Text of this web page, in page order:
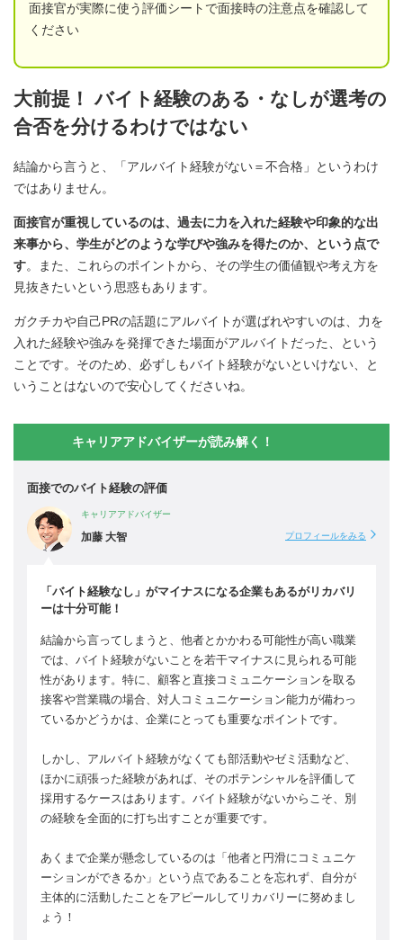
面接官が実際に使う評価シートで面接時の注意点を確認して
ください
大前提！ バイト経験のある・なしが選考の
合否を分けるわけではない
結論から言うと、「アルバイト経験がない＝不合格」というわけ
ではありません。
面接官が重視しているのは、過去に力を入れた経験や印象的な出
来事から、学生がどのような学びや強みを得たのか、という点で
す。また、これらのポイントから、その学生の価値観や考え方を
見抜きたいという思惑もあります。
ガクチカや自己PRの話題にアルバイトが選ばれやすいのは、力を
入れた経験や強みを発揮できた場面がアルバイトだった、という
ことです。そのため、必ずしもバイト経験がないといけない、と
いうことはないので安心してくださいね。
キャリアアドバイザーが読み解く！
面接でのバイト経験の評価
キャリアアドバイザー
加藤 大智 プロフィールをみる
「バイト経験なし」がマイナスになる企業もあるがリカバリ
ーは十分可能！
結論から言ってしまうと、他者とかかわる可能性が高い職業
では、バイト経験がないことを若干マイナスに見られる可能
性があります。特に、顧客と直接コミュニケーションを取る
接客や営業職の場合、対人コミュニケーション能力が備わっ
ているかどうかは、企業にとっても重要なポイントです。
しかし、アルバイト経験がなくても部活動やゼミ活動など、
ほかに頑張った経験があれば、そのポテンシャルを評価して
採用するケースはあります。バイト経験がないからこそ、別
の経験を全面的に打ち出すことが重要です。
あくまで企業が懸念しているのは「他者と円滑にコミュニケ
ーションができるか」という点であることを忘れず、自分が
主体的に活動したことをアピールしてリカバリーに努めまし
ょう！